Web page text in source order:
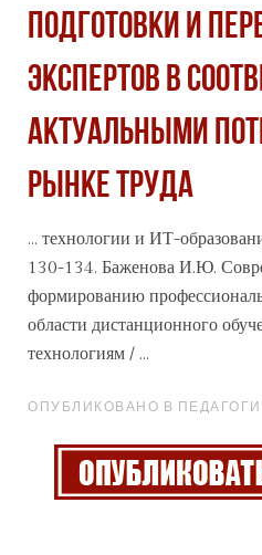
ПОДГОТОВКИ И
ЭКСПЕРТОВ В
АКТУАЛЬНЫМИ
РЫНКЕ ТРУДА
... технологии и ИТ-
130-134. Баженова И.Ю.
формированию
области дистанционного
технологиям / ...
ОПУБЛИКОВАНО В